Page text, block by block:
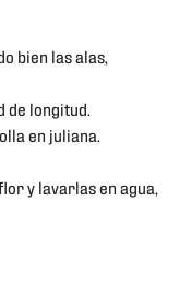
bien las alas,
de longitud.
en juliana.
y lavarlas en agua,